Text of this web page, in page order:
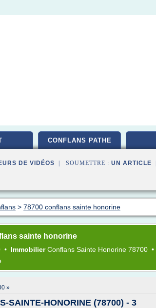
CONFLANS PATHE
DE VIDÉOS | SOUMETTRE : UN ARTICLE
> 78700 conflans sainte honorine
sainte honorine
• ImmobilierConflans Sainte Honorine 78700 •
»
SAINTE-HONORINE (78700) - 3